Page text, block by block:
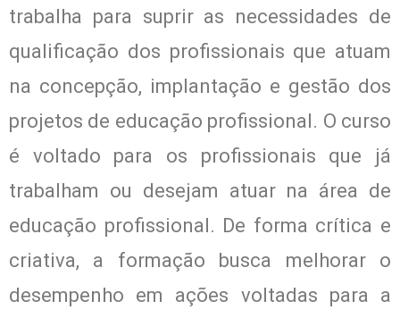
trabalha para suprir as necessidades de
qualificação dos profissionais que atuam
na concepção, implantação e gestão dos
projetos de educação profissional. O curso
é voltado para os profissionais que já
trabalham ou desejam atuar na área de
educação profissional. De forma crítica e
criativa, a formação busca melhorar o
desempenho em ações voltadas para a